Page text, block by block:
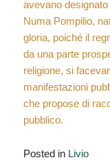
avevano
Numa Pompilio,
gloria, poiché il
da una parte
religione, si
manifestazioni
che propose di
pubblico.
Posted in Livio